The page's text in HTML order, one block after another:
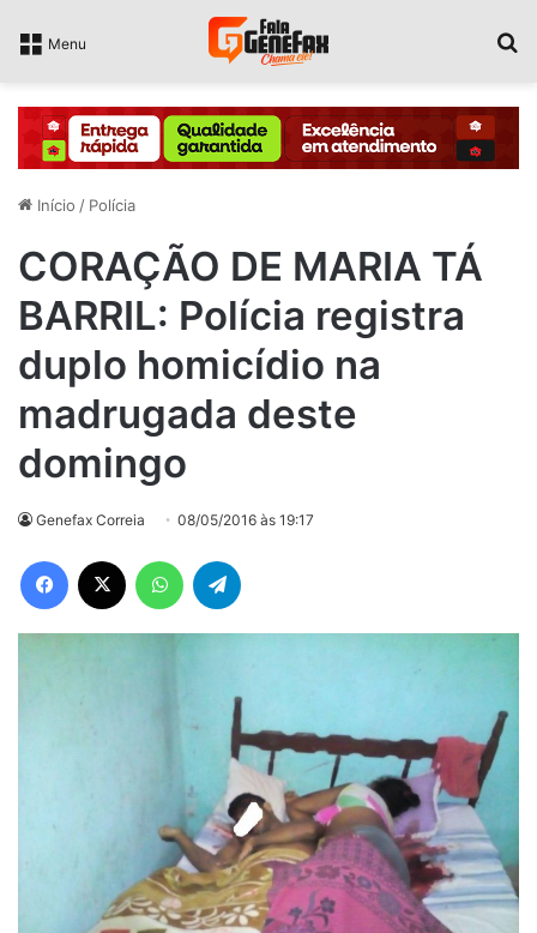
Menu
Início / Polícia
CORAÇÃO DE MARIA TÁ
BARRIL: Polícia registra
duplo homicídio na
madrugada deste
domingo
Genefax Correia 08/05/2016 às 19:17
Facebook WhatsApp